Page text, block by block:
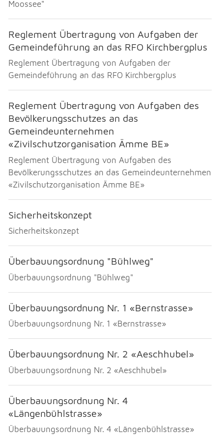
Moossee"
Reglement Übertragung von Aufgaben der
Gemeindeführung an das RFO Kirchbergplus
Reglement Übertragung von Aufgaben der
Gemeindeführung an das RFO Kirchbergplus
Reglement Übertragung von Aufgaben des
Bevölkerungsschutzes an das
Gemeindeunternehmen
«Zivilschutzorganisation Ämme BE»
Reglement Übertragung von Aufgaben des
Bevölkerungsschutzes an das Gemeindeunternehmen
«Zivilschutzorganisation Ämme BE»
Sicherheitskonzept
Sicherheitskonzept
Überbauungsordnung "Bühlweg"
Überbauungsordnung "Bühlweg"
Überbauungsordnung Nr. 1 «Bernstrasse»
Überbauungsordnung Nr. 1 «Bernstrasse»
Überbauungsordnung Nr. 2 «Aeschhubel»
Überbauungsordnung Nr. 2 «Aeschhubel»
Überbauungsordnung Nr. 4
«Längenbühlstrasse»
Überbauungsordnung Nr. 4 «Längenbühlstrasse»